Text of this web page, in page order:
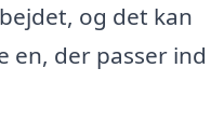
og det kan
der passer ind